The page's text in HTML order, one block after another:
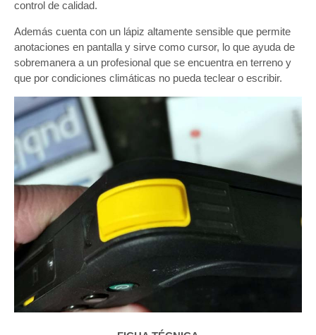
control de calidad.
Además cuenta con un lápiz altamente sensible que permite
anotaciones en pantalla y sirve como cursor, lo que ayuda de
sobremanera a un profesional que se encuentra en terreno y
que por condiciones climáticas no pueda teclear o escribir.